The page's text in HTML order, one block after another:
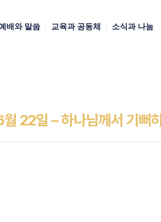
배와 말씀 교육과 공동체 소식과 나눔
22일 – 하나님께서 기뻐